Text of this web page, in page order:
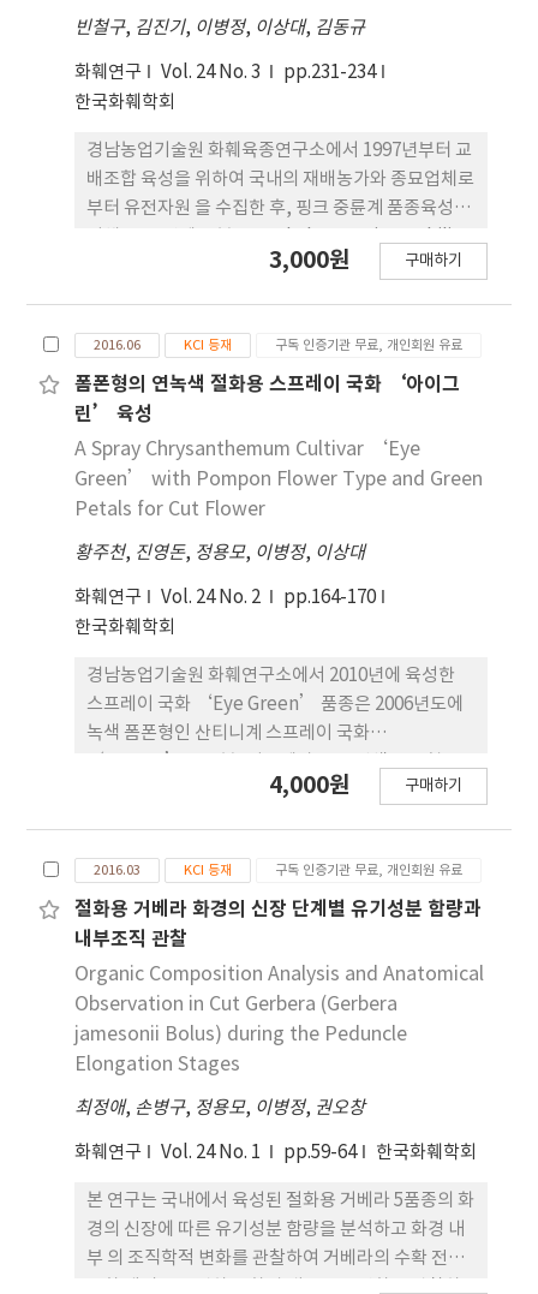
하여 월동난의 발생밀도가 높다. 미국선녀벌레의 과
수원 주변 식생에서 과원 내 유입시기는 약충 5월 하
순, 성충 7월 중순이며, 과원에서 발생 최성기는 약충
별 피해를 조사한 결과 접종기간이 길고 접종밀도가
높을수록 잎의 낙엽과 그을음병 발생정도가 높은 경
향을 나타냈었다. 향후 미국선녀벌레의 피해를 최소
화하기 위한 방제전략으 로 본 연구 자료를 활용하고
빈철구, 김진기, 이병정, 이상대, 김동규
화훼연구 Vol. 24 No. 3
pp.231-234
한국화훼학회
경남농업기술원 화훼육종연구소에서 1997년부터 교
배조합 육성을 위하여 국내의 재배농가와 종묘업체로
부터 유전자원 을 수집한 후, 핑크 중륜계 품종육성을
를, 부본으로는 Phalaenopsis ‘Happy
은 2007년부터 2009 년까지 3회의 특성검정을 거쳐
서 호접란 신품종 ‘스노우 핑크’ 를 육성하였다.
‘스노우 핑크’는 연한핑크색의 꽃을 가진 품종 이
며 꽃잎 형태가 둥글고 안아피기 형태여서 대조품종
에 비해 화형이 우수하였다. ‘스노우 핑크’ 꽃잎의
아래쪽 반은 흰색이 나 위쪽 반은 연한핑크색 무늬가
소비자의 관심을 끌어낼 수 있으리 라 판단되었다. 또
한 대조품종은 꽃 배열이 다소 흐트러진 반 면 ‘스노
우 핑크’의 경우 꽃의 간격이 일정하고 가지런하게
배 열되어 대조품종에 비해 꽃 배열이 우수하며 꽃 수
도 많은 편이다. 생육속도도 빠르고 재배하기가 용이
하였으며 평균 꽃 수명 또한 55일 이상으로 길었다. 연
한핑크계 중륜 품종으로 는 시장성이 높고 소비자기
호도 평가에서 높은 점수를 받아 2010년 국립종자원
에 품종 출원하여 2011년 12월에 품종등록 을 완료하
3,000원 구매하기
2016.06 KCI 등재 구독 인증기관 무료, 개인회원 유료
폼폰형의 연녹색 절화용 스프레이 국화 ‘아이그
린’ 육성
A Spray Chrysanthemum Cultivar ‘Eye
Green’ with Pompon Flower Type and Green
Petals for Cut Flower
황주천, 진영돈, 정용모, 이병정, 이상대
화훼연구 Vol. 24 No. 2
pp.164-170
한국화훼학회
경남농업기술원 화훼연구소에서 2010년에 육성한
스프레이 국화 ‘Eye Green’ 품종은 2006년도에
녹색 폼폰형인 산티니계 스프레이 국화
프레이 국화 우수계통 ‘S05-524’를 부본으로 교
‘FS07-175’로 계통명을 부여하였고, 2008년부터
2010년까지 3년간에 걸쳐 춘계 억제재배와 하계 촉
성재배를 포함하는 특성검정을 통해 최종적으로
‘Eye Green’을 육성하였다. ‘Eye Green’의
자연개화기는 10월 하순이며, 전조와 차광처리에 의
한 일장조절에 의해 연중생산이 가능하 다. 이 품종은
연녹색(YG145D) 꽃잎을 가진 폼폰형으로 성장 세가
강하고 하계 고온기 재배에서도 화색이 안정적이다.
가 을재배에 있어서 화경은 4.5cm, 본당 착화수가
배에서의 단일처리 후 개화소요일수가 46일이었다.
이 품종은 흰녹병에 중도저항성 을 나타내고 있으며,
대조품종에 비해 기호도도 높았다. ‘Eye
Green’은 2012년 국립종자원에 품종보호권등록
(품종보호 제 4202) 되었다.
4,000원 구매하기
2016.03 KCI 등재 구독 인증기관 무료, 개인회원 유료
절화용 거베라 화경의 신장 단계별 유기성분 함량과
내부조직 관찰
Organic Composition Analysis and Anatomical
Observation in Cut Gerbera (Gerbera
jamesonii Bolus) during the Peduncle
Elongation Stages
최정애, 손병구, 정용모, 이병정, 권오창
화훼연구 Vol. 24 No. 1 pp.59-64 한국화훼학회
본 연구는 국내에서 육성된 절화용 거베라 5품종의 화
경의 신장에 따른 유기성분 함량을 분석하고 화경 내
부 의 조직학적 변화를 관찰하여 거베라의 수확 전의